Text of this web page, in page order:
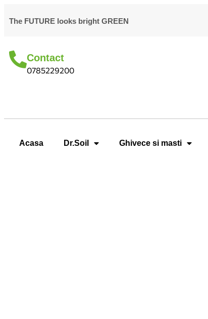
The FUTURE looks bright GREEN
Contact
0785229200
Acasa Dr.Soil Ghivece si masti